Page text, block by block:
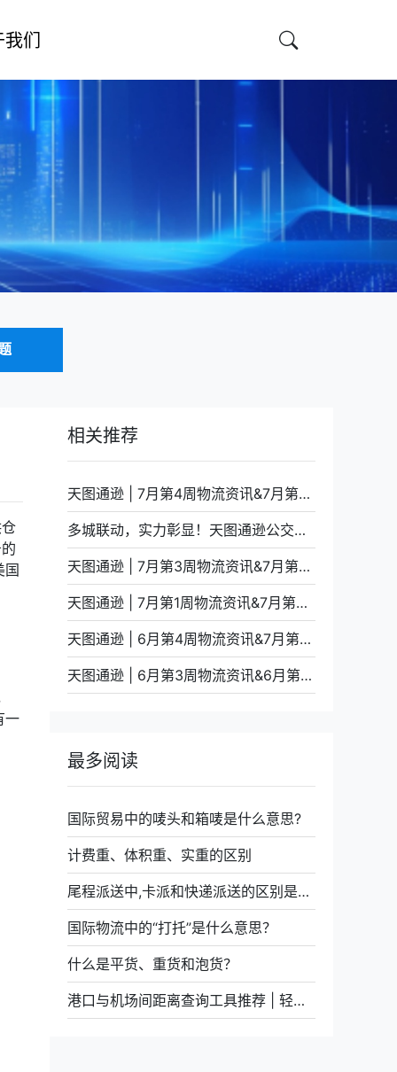
们
国
一
相关推荐
天图通逊 | 7月第4周物流资讯&7月第5周装柜计划
多城联动，实力彰显！天图通逊公交车体广告全面上线
天图通逊 | 7月第3周物流资讯&7月第4周装柜计划
天图通逊 | 7月第1周物流资讯&7月第2周装柜计划
天图通逊 | 6月第4周物流资讯&7月第1周装柜计划
天图通逊 | 6月第3周物流资讯&6月第4周装柜计划
最多阅读
国际贸易中的唛头和箱唛是什么意思?
计费重、体积重、实重的区别
尾程派送中,卡派和快递派送的区别是什么
国际物流中的“打托”是什么意思？
什么是平货、重货和泡货？
港口与机场间距离查询工具推荐 | 轻松获取多种路径信息